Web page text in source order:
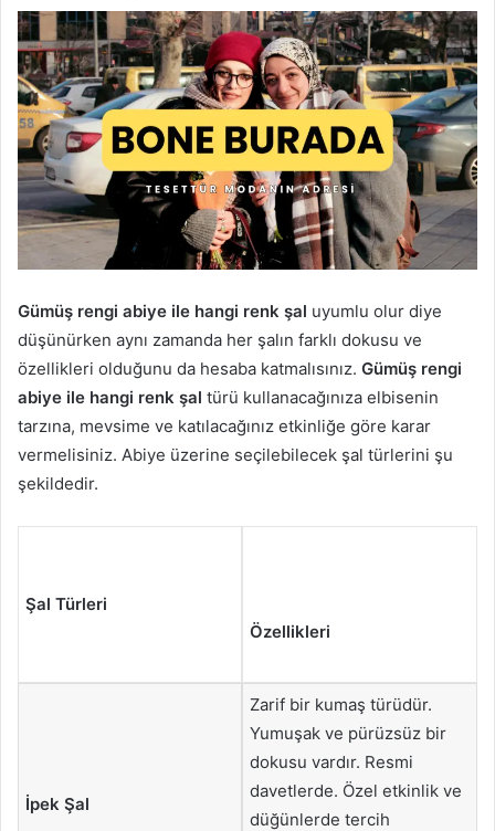
Gümüş rengi abiye ile hangi renk şal uyumlu olur diye
düşünürken aynı zamanda her şalın farklı dokusu ve
özellikleri olduğunu da hesaba katmalısınız. Gümüş rengi
abiye ile hangi renk şal türü kullanacağınıza elbisenin
tarzına, mevsime ve katılacağınız etkinliğe göre karar
vermelisiniz. Abiye üzerine seçilebilecek şal türlerini şu
şekildedir.
Şal Türleri
Özellikleri
İpek Şal
Zarif bir kumaş türüdür.
Yumuşak ve pürüzsüz bir
dokusu vardır. Resmi
davetlerde. Özel etkinlik ve
düğünlerde tercih